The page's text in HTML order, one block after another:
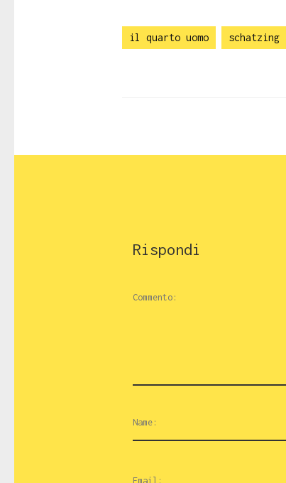
il quarto uomo schatzing
Rispondi